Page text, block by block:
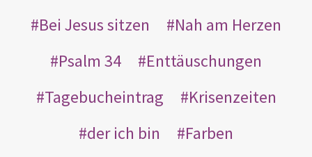
Bei Jesus sitzen
Nah am Herzen
Psalm 34
Enttäuschungen
Tagebucheintrag
Krisenzeiten
der ich bin
Farben